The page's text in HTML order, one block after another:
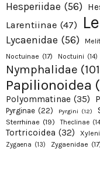
Hesperiidae (56)
Larentiinae (47)
Lycaenidae (56)
Noctuinae (17) Noctuini (14)
Nymphalidae
Papilionoidea
Polyommatinae (35)
Pyrginae (22) Pyrgini (12)
Sterrhinae (19) Theclinae
Tortricoidea (32)
Zygaena (13) Zygaenidae